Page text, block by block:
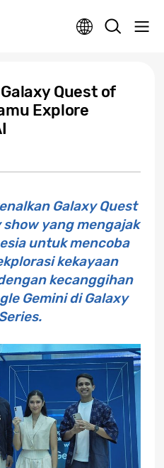
Quest of
Explore
Galaxy Quest
yang mengajak
untuk mencoba
kekayaan
kecanggihan
Gemini di Galaxy